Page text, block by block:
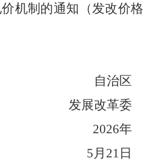
机制的通知（发改价
自治区
发展改革委
2026年
5 月 21 日